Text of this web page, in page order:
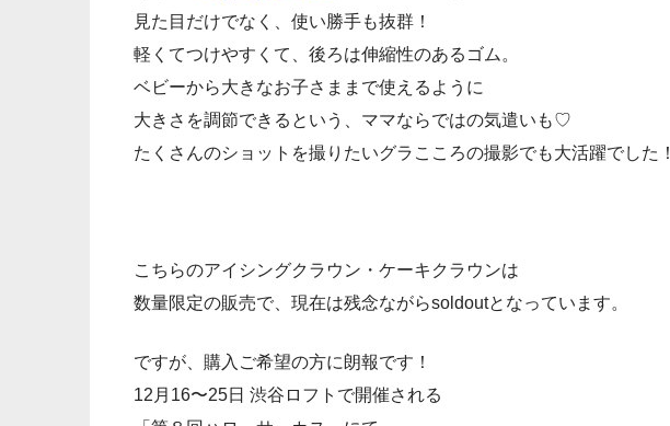
見た目だけでなく、使い勝手も抜群！
軽くてつけやすくて、後ろは伸縮性のあるゴム。
ベビーから大きなお子さままで使えるように
大きさを調節できるという、ママならではの気遣いも♡
たくさんのショットを撮りたいグラこころの撮影でも大活躍でした！
こちらのアイシングクラウン・ケーキクラウンは
数量限定の販売で、現在は残念ながらsoldoutとなっています。
ですが、購入ご希望の方に朗報です！
12月16〜25日 渋谷ロフトで開催される